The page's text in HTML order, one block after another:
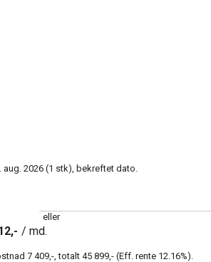
aug. 2026 (1 stk), bekreftet dato.
eller
/ md.
7 409,- , totalt 45 899,- (Eff. rente 12.16%).